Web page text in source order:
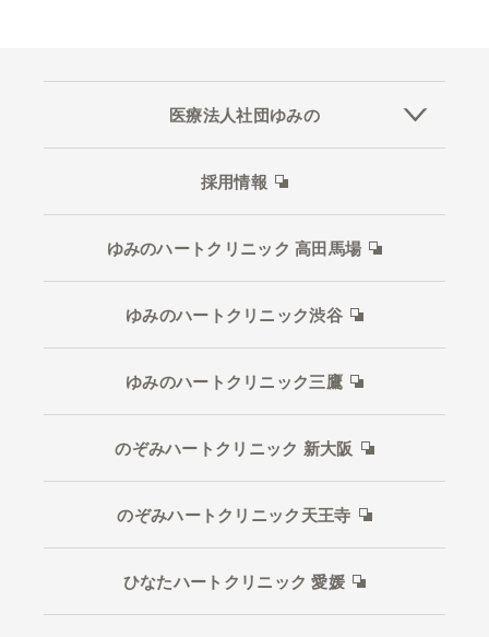
医療法人社団ゆみの
採用情報
ゆみのハートクリニック 高田馬場
ゆみのハートクリニック渋谷
ゆみのハートクリニック三鷹
のぞみハートクリニック 新大阪
のぞみハートクリニック天王寺
ひなたハートクリニック 愛媛